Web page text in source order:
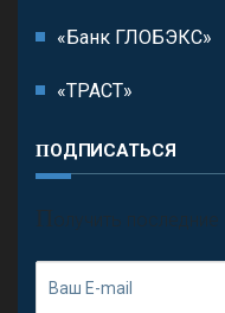
«Банк ГЛОБЭКС»
«ТРАСТ»
ПОДПИСАТЬСЯ
П олучить